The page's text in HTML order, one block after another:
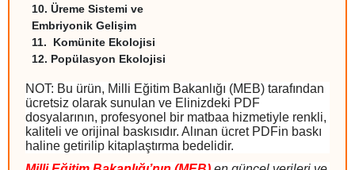
10. Üreme Sistemi ve
Embriyonik Gelişim
11.
Komünite Ekolojisi
12. Popülasyon Ekolojisi
NOT: Bu ürün, Milli Eğitim Bakanlığı (MEB) tarafından
ücretsiz olarak sunulan ve Elinizdeki PDF
dosyalarının, profesyonel bir matbaa hizmetiyle renkli,
kaliteli ve orijinal baskısıdır. Alınan ücret PDFin baskı
haline getirilip kitaplaştırma bedelidir.